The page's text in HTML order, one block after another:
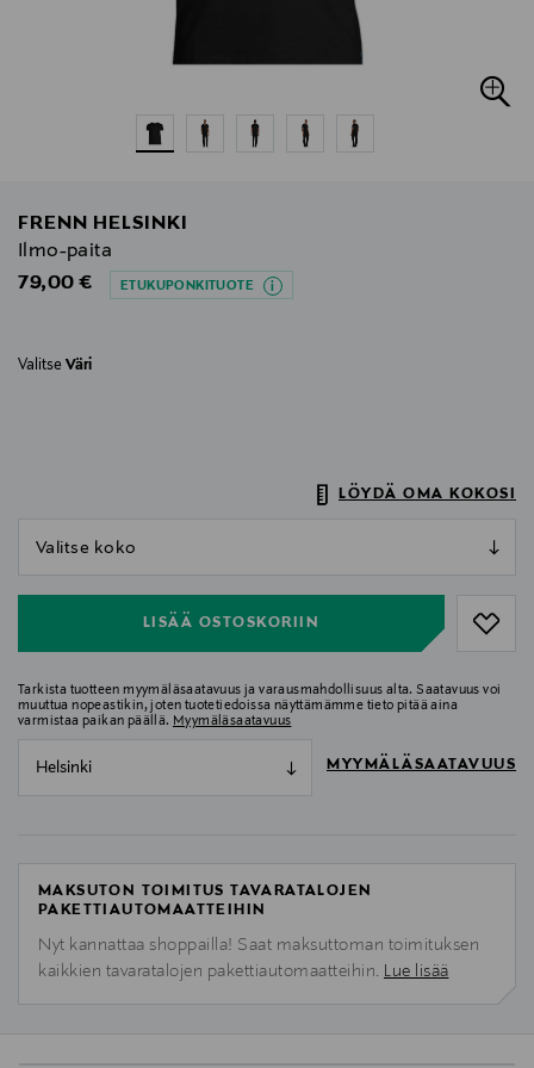
FRENN HELSINKI
Ilmo-paita
Original Price
79,00 € ETUKUPONKITUOTE
Valitse Väri
LÖYDÄ OMA KOKOSI
LISÄÄ OSTOSKORIIN
Tarkista tuotteen myymäläsaatavuus ja varausmahdollisuus alta. Saatavuus voi
muuttua nopeastikin, joten tuotetiedoissa näyttämämme tieto pitää aina
varmistaa paikan päällä. Myymäläsaatavuus
Helsinki MYYMÄLÄSAATAVUUS
MAKSUTON TOIMITUS TAVARATALOJEN
PAKETTIAUTOMAATTEIHIN
Nyt kannattaa shoppailla! Saat maksuttoman toimituksen
kaikkien tavaratalojen pakettiautomaatteihin. Lue lisää